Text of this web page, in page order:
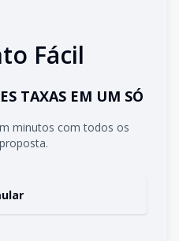
Fácil
TAXAS EM UM SÓ
minutos com todos os